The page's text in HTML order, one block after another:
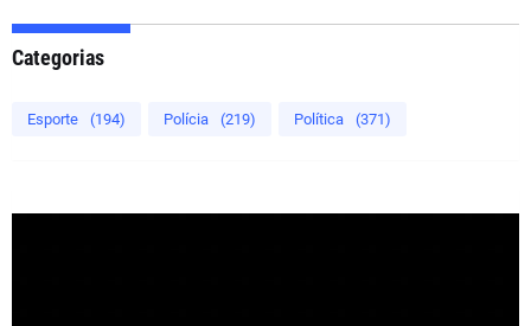
Categorias
Esporte (194) Polícia (219) Política (371)